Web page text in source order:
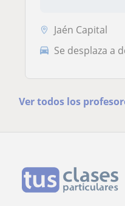
Jaén Capital
Se desplaza a
Ver todos los